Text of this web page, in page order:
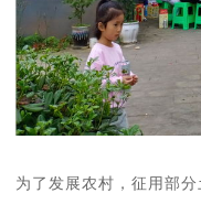
为了发展农村，征用部